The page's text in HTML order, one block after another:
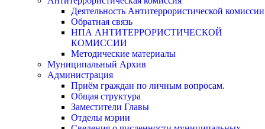
Деятельность Антитеррористической комиссии
Обратная связь
НПА АНТИТЕРРОРИСТИЧЕСКОЙ
КОМИССИИ
Методические материалы
Муниципальный Архив
Администрация
Приём граждан по личным вопросам.
Общая структура
Заместители Главы
Отделы мэрии